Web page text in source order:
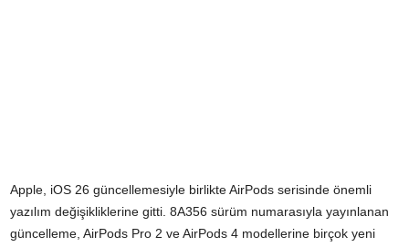
Apple, iOS 26 güncellemesiyle birlikte AirPods serisinde önemli
yazılım değişikliklerine gitti. 8A356 sürüm numarasıyla yayınlanan
güncelleme, AirPods Pro 2 ve AirPods 4 modellerine birçok yeni